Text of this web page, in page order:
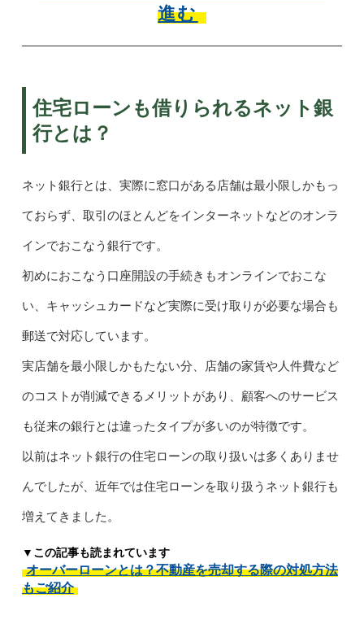
進む
住宅ローンも借りられるネット銀
行とは？
ネット銀行とは、実際に窓口がある店舗は最小限しかもっ
ておらず、取引のほとんどをインターネットなどのオンラ
インでおこなう銀行です。
初めにおこなう口座開設の手続きもオンラインでおこな
い、キャッシュカードなど実際に受け取りが必要な場合も
郵送で対応しています。
実店舗を最小限しかもたない分、店舗の家賃や人件費など
のコストが削減できるメリットがあり、顧客へのサービス
も従来の銀行とは違ったタイプが多いのが特徴です。
以前はネット銀行の住宅ローンの取り扱いは多くありませ
んでしたが、近年では住宅ローンを取り扱うネット銀行も
増えてきました。
▼この記事も読まれています
オーバーローンとは？不動産を売却する際の対処方法
もご紹介